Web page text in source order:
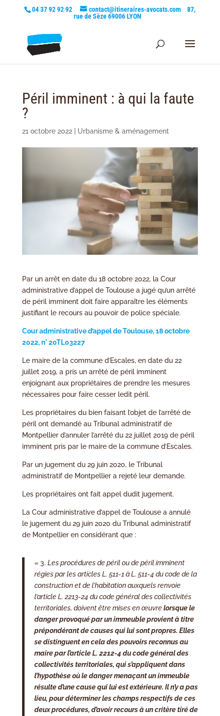
04 37 92 92 92 contact@itineraires-avocats.com
87,
rue de Sèze 69006 LYON
Péril imminent : à qui la faute
?
21 octobre 2022| Urbanisme & aménagement
Par un arrêt en date du 18 octobre 2022, la Cour
administrative d’appel de Toulouse a jugé qu’un arrêté
de péril imminent doit faire apparaître les éléments
justifiant le recours au pouvoir de police spéciale.
Cour administrative d’appel de Toulouse, 18 octobre
2022, n° 20TL03227
Le maire de la commune d’Escales, en date du 22
juillet 2019, a pris un arrêté de péril imminent
enjoignant aux propriétaires de prendre les mesures
nécessaires pour faire cesser ledit péril.
Les propriétaires du bien faisant l’objet de l’arrêté de
péril ont demandé au Tribunal administratif de
Montpellier d’annuler l’arrêté du 22 juillet 2019 de péril
imminent pris par le maire de la commune d’Escales.
Par un jugement du 29 juin 2020, le Tribunal
administratif de Montpellier a rejeté leur demande.
Les propriétaires ont fait appel dudit jugement.
La Cour administrative d’appel de Toulouse a annulé
le jugement du 29 juin 2020 du Tribunal administratif
de Montpellier en considérant que :
« 3. Les procédures de péril ou de péril imminent
régies par les articles L. 511-1 à L. 511-4 du code de la
construction et de l’habitation auxquels renvoie
l’article L. 2213-24 du code général des collectivités
territoriales, doivent être mises en œuvrelorsque le
danger provoqué par un immeuble provient à titre
prépondérant de causes qui lui sont propres. Elles
se distinguent en cela des pouvoirs reconnus au
maire par l’article L. 2212-4 du code général des
collectivités territoriales, qui s’appliquent dans
l’hypothèse où le danger menaçant un immeuble
résulte d’une cause qui lui est extérieure. Il n’y a pas
lieu, pour déterminer les champs respectifs de ces
deux procédures, d’avoir recours à un critère tiré de